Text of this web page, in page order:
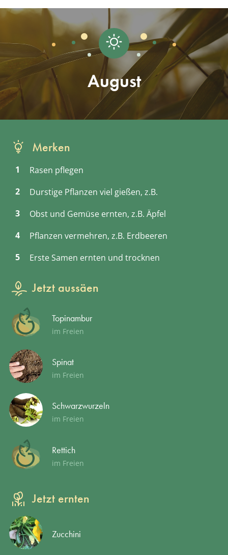
August
Merken
Rasen pflegen
Durstige Pflanzen viel gießen, z.B.
Obst und Gemüse ernten, z.B. Äpfel
Pflanzen vermehren, z.B. Erdbeeren
Erste Samen ernten und trocknen
Jetzt aussäen
Topinambur
im Freien
Spinat
im Freien
Schwarzwurzeln
im Freien
Rettich
im Freien
Jetzt ernten
Zucchini